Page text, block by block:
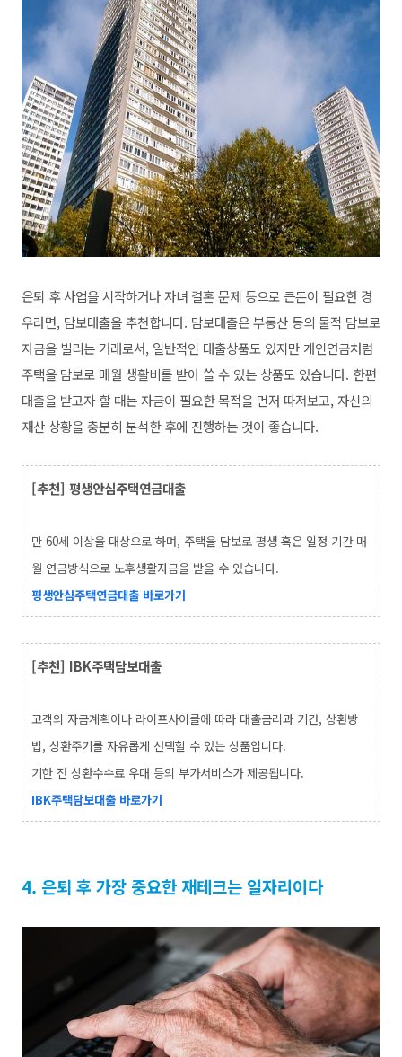
은퇴 후 사업을 시작하거나 자녀 결혼 문제 등으로 큰돈이 필요한 경
우라면, 담보대출을 추천합니다. 담보대출은 부동산 등의 물적 담보로
자금을 빌리는 거래로서, 일반적인 대출상품도 있지만 개인연금처럼
주택을 담보로 매월 생활비를 받아 쓸 수 있는 상품도 있습니다. 한편
대출을 받고자 할 때는 자금이 필요한 목적을 먼저 따져보고, 자신의
재산 상황을 충분히 분석한 후에 진행하는 것이 좋습니다.
[추천] 평생안심주택연금대출
만 60세 이상을 대상으로 하며, 주택을 담보로 평생 혹은 일정 기간 매
월 연금방식으로 노후생활자금을 받을 수 있습니다.
평생안심주택연금대출 바로가기
[추천] IBK주택담보대출
고객의 자금계획이나 라이프사이클에 따라 대출금리과 기간, 상환방
법, 상환주기를 자유롭게 선택할 수 있는 상품입니다.
기한 전 상환수수료 우대 등의 부가서비스가 제공됩니다.
IBK주택담보대출 바로가기
4. 은퇴 후 가장 중요한 재테크는 일자리이다